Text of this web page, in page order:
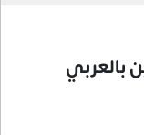
بالعربي